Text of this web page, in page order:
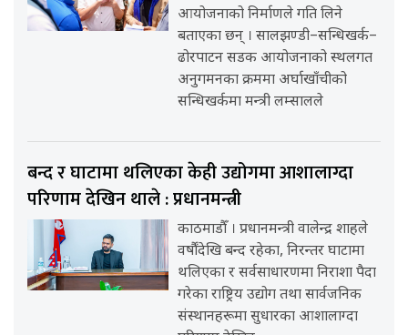
आयोजनाको निर्माणले गति लिने
बताएका छन् । सालझण्डी–सन्धिखर्क–
ढोरपाटन सडक आयोजनाको स्थलगत
अनुगमनका क्रममा अर्घाखाँचीको
सन्धिखर्कमा मन्त्री लम्सालले
बन्द र घाटामा थलिएका केही उद्योगमा आशालाग्दा
परिणाम देखिन थाले : प्रधानमन्त्री
काठमाडौँ । प्रधानमन्त्री वालेन्द्र शाहले
वर्षौंदेखि बन्द रहेका, निरन्तर घाटामा
थलिएका र सर्वसाधारणमा निराशा पैदा
गरेका राष्ट्रिय उद्योग तथा सार्वजनिक
संस्थानहरूमा सुधारका आशालाग्दा